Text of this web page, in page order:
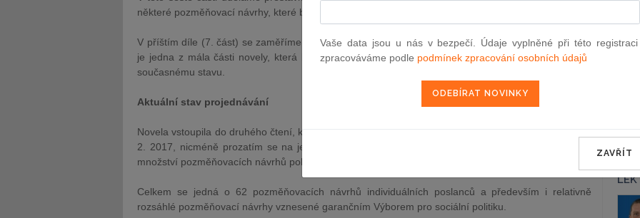
některé pozměňovací návrhy, které byly v rámci projednávání novely vzneseny.
V příštím díle (7. část) se zaměříme na problematiku doručování pracovněprávních písemností, což
je jedna z mála části novely, která by zaměstnavatelům měla přinést jednoznačné zlepšení oproti
současnému stavu.
Aktuální stav projednávání
Novela vstoupila do druhého čtení, které bylo zařazeno na program schůze sněmovny začínající 21.
2. 2017, nicméně prozatím se na její projednání nedostalo. I tak ale bylo k novele načteno velké
množství pozměňovacích návrhů pokrývajících široké spektrum různých záležitostí.
Celkem se jedná o 62 pozměňovacích návrhů individuálních poslanců a především i relativně
rozsáhlé pozměňovací návrhy vznesené garančním Výborem pro sociální politiku.
JUDr. Tomáš Sokol
JUDr. Martin Maisner, Ph.D.,
Vaše data jsou u nás v bezpečí. Údaje vyplněné při této registraci
zpracováváme podle podmínek zpracování osobních údajů
ZAVŘÍT